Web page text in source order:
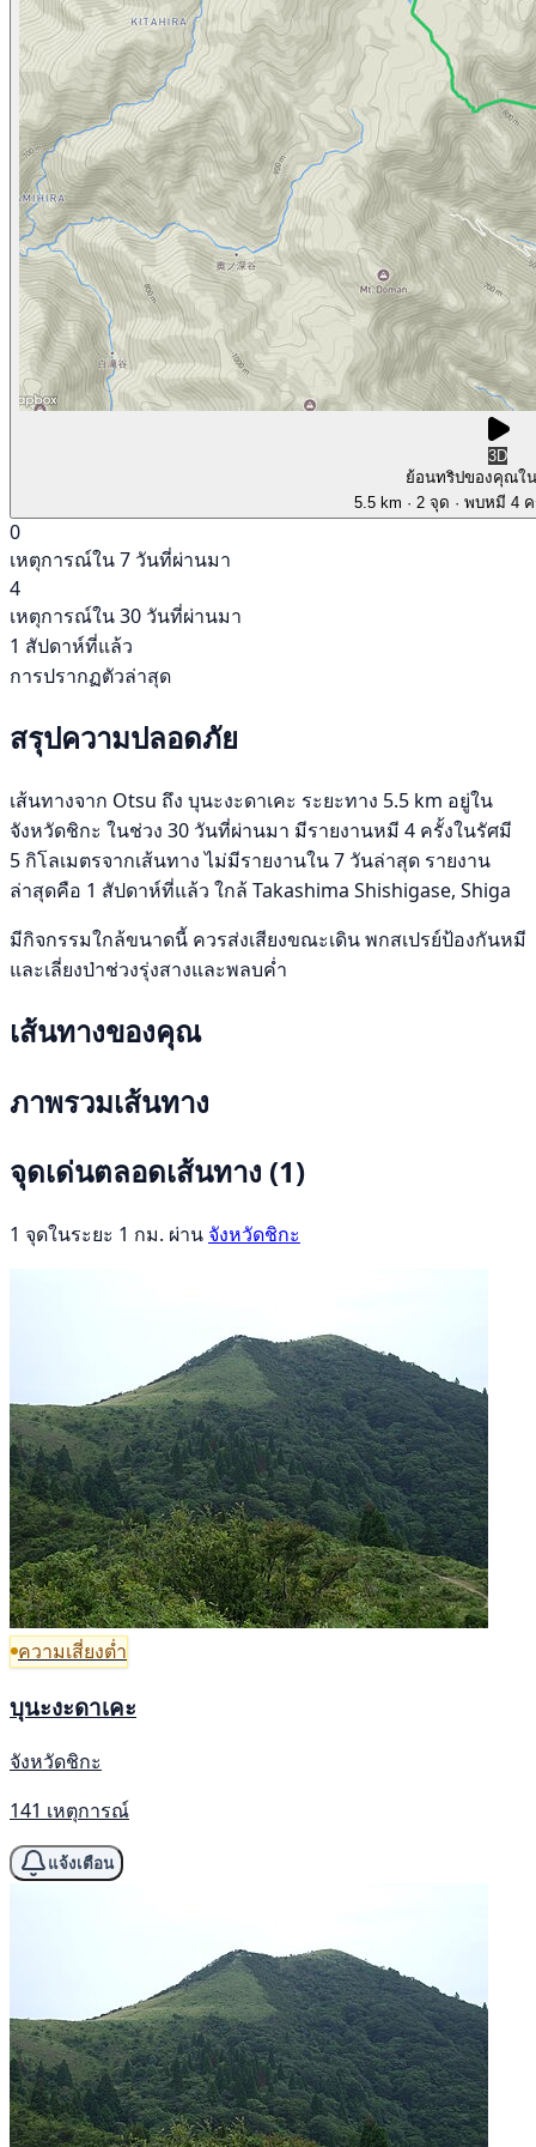
3D
ย้อนทริปของคุณใ
5.5 km · 2 จุด · พบหมี 4
0
เหตุการณ์ใน 7 วันที่ผ่านมา
4
เหตุการณ์ใน 30 วันที่ผ่านมา
1 สัปดาห์ที่แล้ว
การปรากฏตัวล่าสุด
สรุปความปลอดภัย
เส้นทางจาก Otsu ถึง บุนะงะดาเคะ ระยะทาง 5.5 km อยู่ใน
จังหวัดชิกะ ในช่วง 30 วันที่ผ่านมา มีรายงานหมี 4 ครั้งในรัศมี
5 กิโลเมตรจากเส้นทาง ไม่มีรายงานใน 7 วันล่าสุด รายงาน
ล่าสุดคือ 1 สัปดาห์ที่แล้ว ใกล้ Takashima Shishigase, Shiga
มีกิจกรรมใกล้ขนาดนี้ ควรส่งเสียงขณะเดิน พกสเปรย์ป้องกันหมี
และเลี่ยงป่าช่วงรุ่งสางและพลบค่ำ
เส้นทางของคุณ
ภาพรวมเส้นทาง
จุดเด่นตลอดเส้นทาง (1)
1 จุดในระยะ 1 กม. ผ่าน จังหวัดชิกะ
ความเสี่ยงต่ำ
บุนะงะดาเคะ
จังหวัดชิกะ
141 เหตุการณ์
แจ้งเตือน